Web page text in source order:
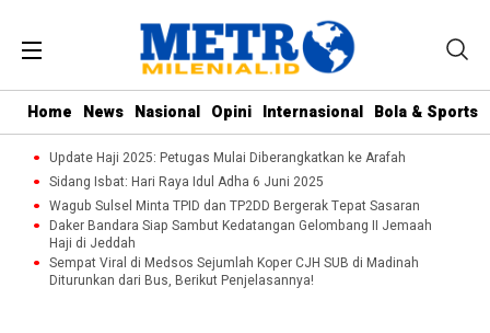
Home News Nasional Opini Internasional Bola & Sports
Update Haji 2025: Petugas Mulai Diberangkatkan ke Arafah
Sidang Isbat: Hari Raya Idul Adha 6 Juni 2025
Wagub Sulsel Minta TPID dan TP2DD Bergerak Tepat Sasaran
Daker Bandara Siap Sambut Kedatangan Gelombang II Jemaah
Haji di Jeddah
Sempat Viral di Medsos Sejumlah Koper CJH SUB di Madinah
Diturunkan dari Bus, Berikut Penjelasannya!